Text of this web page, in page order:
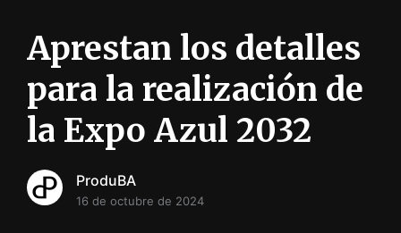
n
Aprestan los detalles
para la realización de
la Expo Azul 2032
ProduBA
16 de octubre de 2024